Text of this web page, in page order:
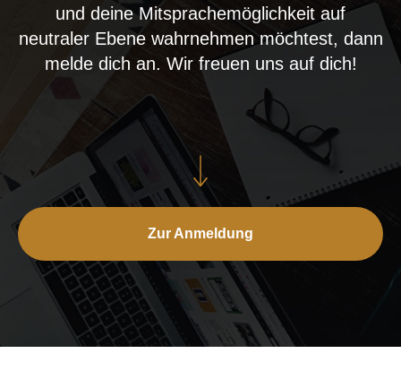
und deine Mitsprachemöglichkeit auf
neutraler Ebene wahrnehmen möchtest, dann
melde dich an. Wir freuen uns auf dich!
Zur Anmeldung